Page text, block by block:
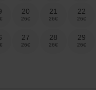
20 21 22
27 28 29